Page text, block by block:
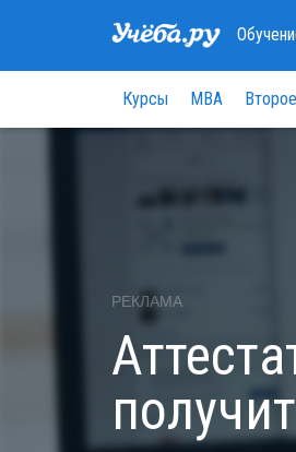
Курсы МВА
РЕКЛАМА